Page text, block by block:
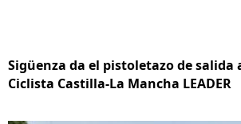
Sigüenza da el pistoletazo de salida
Ciclista Castilla-La Mancha LEADER